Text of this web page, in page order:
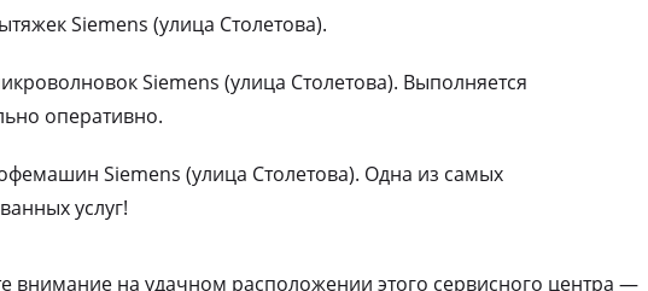
Siemens (улица Столетова).
Siemens (улица Столетова). Выполняется
оперативно.
Siemens (улица Столетова). Одна из самых
услуг!
внимание на удачном расположении этого сервисного центра —